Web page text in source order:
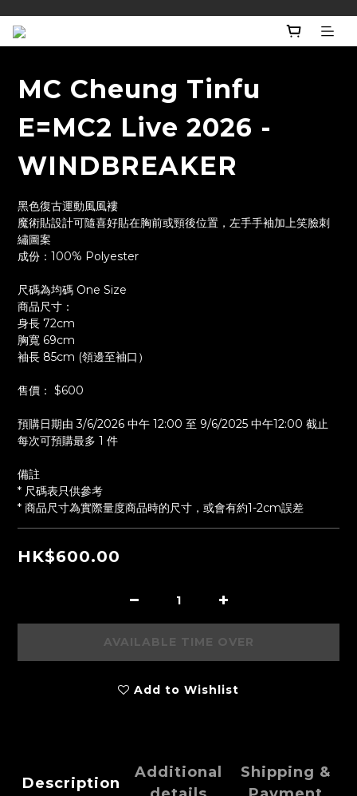
MC Cheung Tinfu
E=MC2 Live 2026 -
WINDBREAKER
黑色復古運動風風褸
魔術貼設計可隨喜好貼在胸前或頸後位置，左手手袖加上笑臉刺
繡圖案
成份：100% Polyester
尺碼為均碼 One Size
商品尺寸：
身長 72cm
胸寬 69cm
袖長 85cm (領邊至袖口）
售價： $600
預購日期由 3/6/2026 中午 12:00 至 9/6/2025 中午12:00 截止
每次可預購最多 1 件
備註
* 尺碼表只供參考
* 商品尺寸為實際量度商品時的尺寸，或會有約1-2cm誤差
HK$600.00
AVAILABLE TIME OVER
Add to Wishlist
Description
Additional
Shipping &